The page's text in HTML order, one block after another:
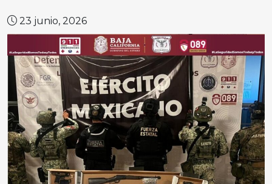
23 junio, 2026